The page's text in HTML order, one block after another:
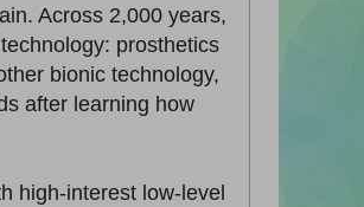
Across 2,000 years,
prosthetics
bionic technology,
after learning how
high-interest low-level